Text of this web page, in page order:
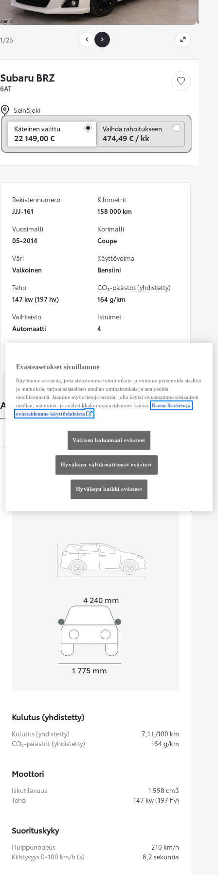
1/25
Subaru BRZ
6AT
Tallenna auto
Seinäjoki
Käteinen valittu
22 149,00 €
Vaihda rahoitukseen
474,49 € / kk
Rekisterinumero
JJJ-161
Kilometrit
158 000 km
Vuosimalli
05-2014
Korimalli
Coupe
Väri
Valkoinen
Käyttövoima
Bensiini
Teho
147 kw (197 hv)
CO₂-päästöt (yhdistetty)
164 g/km
Vaihteisto
Automaatti
Istuimet
4
Auton lisätiedot
Mitat ja tilavuus
Pituus
4 240 mm
Leveys
1 775 mm
Kulutus (yhdistetty)
Kulutus (yhdistetty) 7,1 L/100 km
CO₂-päästöt (yhdistetty)
164 g/km
Moottori
Iskutilavuus 1 998 cm3
Teho
147 kw (197 hv)
Suorituskyky
Huippunopeus 210 km/h
Kiihtyvyys 0-100 km/h (s)
8,2 sekuntia
Evästeasetukset sivuillamme
Käytämme evästeitä, jotta sivustomme toimii oikein ja voimme personoida sisältöä
ja mainoksia, tarjota sosiaalisen median ominaisuuksia ja analysoida
tietoliikennettä. Jaamme myös tietoja tavasta, jolla käytät sivustoamme sosiaalisen
median, mainonta- ja analytiikkakumppaneidemme kanssa.
Katso lisätietoja
evästeidemme käyttöehdoista
Valitsen haluamani evästeet
Hyväksyn välttämättömät evästeet
Hyväksyn kaikki evästeet